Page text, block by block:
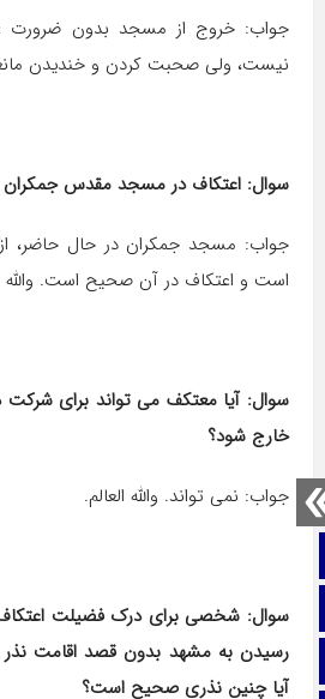
تماس با ما
جواب: خروج از مسجد بدون ضرورت
نیست، ولی صحبت کردن و خندیدن مانعی
سوال: اعتکاف در مسجد مقدس
جواب: مسجد جمکران در حال حاضر،
است و اعتکاف در آن صحیح است. والله
سوال: آیا معتکف می تواند برای
خارج‎ شود؟
جواب: نمی تواند. والله العالم.
سوال: شخصی برای درک فضیلت
رسیدن به مشهد بدون قصد اقامت نذر
آیا چنین نذری صحیح است؟